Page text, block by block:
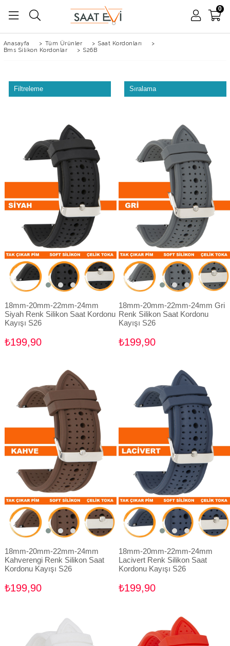
0
Anasayfa > Tüm Ürünler > Saat Kordonları
>
Bms Silikon Kordonlar
> S26B
Filtreleme Sıralama
18mm-20mm-22mm-24mm
Siyah Renk Silikon Saat Kordonu
Kayışı S26
₺199,90
18mm-20mm-22mm-24mm Gri
Renk Silikon Saat Kordonu
Kayışı S26
₺199,90
18mm-20mm-22mm-24mm
Kahverengi Renk Silikon Saat
Kordonu Kayışı S26
₺199,90
18mm-20mm-22mm-24mm
Lacivert Renk Silikon Saat
Kordonu Kayışı S26
₺199,90